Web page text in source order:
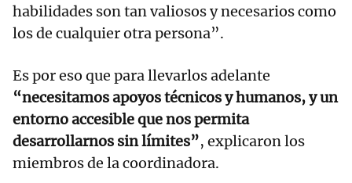
habilidades son tan valiosos y necesarios como
los de cualquier otra persona”.
Es por eso que para llevarlos adelante
“necesitamos apoyos técnicos y humanos, y un
entorno accesible que nos permita
desarrollarnos sin límites”, explicaron los
miembros de la coordinadora.